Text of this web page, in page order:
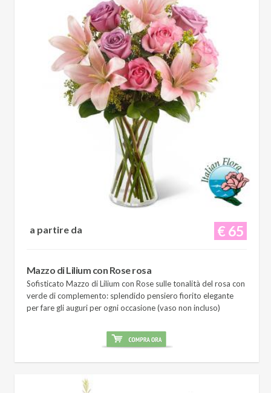
€ 65
a partire da
Mazzo di Lilium con Rose rosa
Sofisticato Mazzo di Lilium con Rose sulle tonalità del rosa con
verde di complemento: splendido pensiero fiorito elegante
per fare gli auguri per ogni occasione (vaso non incluso)